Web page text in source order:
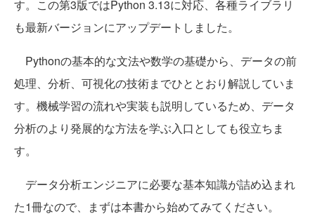
す。この第3版ではPython 3.13に対応、各種ライブラリ
も最新バージョンにアップデートしました。
Pythonの基本的な文法や数学の基礎から、データの前
処理、分析、可視化の技術までひととおり解説していま
す。機械学習の流れや実装も説明しているため、データ
分析のより発展的な方法を学ぶ入口としても役立ちま
す。
データ分析エンジニアに必要な基本知識が詰め込まれ
た1冊なので、まずは本書から始めてみてください。